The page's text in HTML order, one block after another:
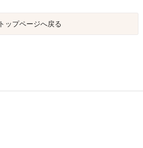
トップページへ戻る